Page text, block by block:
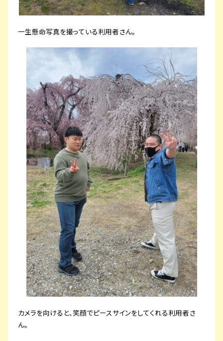
一生懸命写真を撮っている利用者さん。
カメラを向けると、笑顔でピースサインをしてくれる利用者さ
ん。